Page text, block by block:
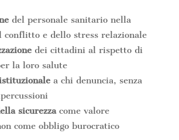
del personale sanitario nella
conflitto e dello stress relazionale
dei cittadini al rispetto di
la loro salute
a chi denuncia, senza
sicurezzacome valore
come obbligo burocratico